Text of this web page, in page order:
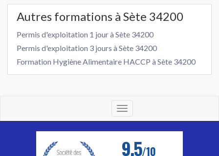
Autres formations à Sète 34200
Permis d'exploitation 1 jour à Sète 34200
Permis d'exploitation 3 jours à Sète 34200
Formation Hygiène Alimentaire HACCP à Sète 34200
Toggle
navigation